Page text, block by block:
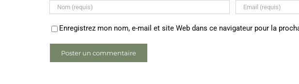
Enregistrez mon nom, e-mail et site Web dans ce navigateur pour la